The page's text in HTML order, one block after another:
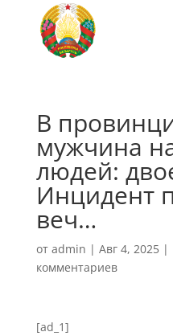
В
мужчина
людей:
Инцидент
веч…
от admin | Авг 4, 2025|
комментариев
[ad_1]